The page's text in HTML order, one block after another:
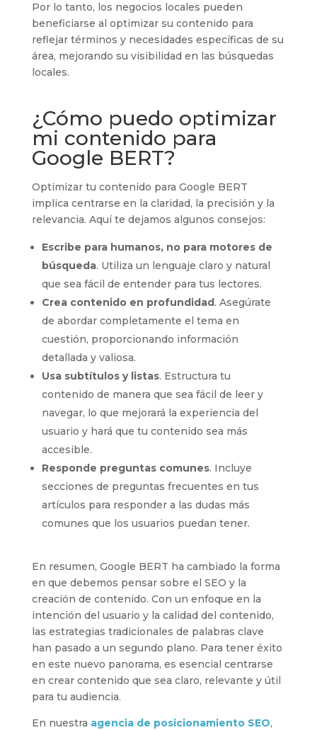
Por lo tanto, los negocios locales pueden
beneficiarse al optimizar su contenido para
reflejar términos y necesidades específicas de su
área, mejorando su visibilidad en las búsquedas
locales.
¿Cómo puedo optimizar
mi contenido para
Google BERT?
Optimizar tu contenido para Google BERT
implica centrarse en la claridad, la precisión y la
relevancia. Aquí te dejamos algunos consejos:
Escribe para humanos, no para motores de
búsqueda. Utiliza un lenguaje claro y natural
que sea fácil de entender para tus lectores.
Crea contenido en profundidad. Asegúrate
de abordar completamente el tema en
cuestión, proporcionando información
detallada y valiosa.
Usa subtítulos y listas. Estructura tu
contenido de manera que sea fácil de leer y
navegar, lo que mejorará la experiencia del
usuario y hará que tu contenido sea más
accesible.
Responde preguntas comunes. Incluye
secciones de preguntas frecuentes en tus
artículos para responder a las dudas más
comunes que los usuarios puedan tener.
En resumen, Google BERT ha cambiado la forma
en que debemos pensar sobre el SEO y la
creación de contenido. Con un enfoque en la
intención del usuario y la calidad del contenido,
las estrategias tradicionales de palabras clave
han pasado a un segundo plano. Para tener éxito
en este nuevo panorama, es esencial centrarse
en crear contenido que sea claro, relevante y útil
para tu audiencia.
En nuestra agencia de posicionamiento SEO,